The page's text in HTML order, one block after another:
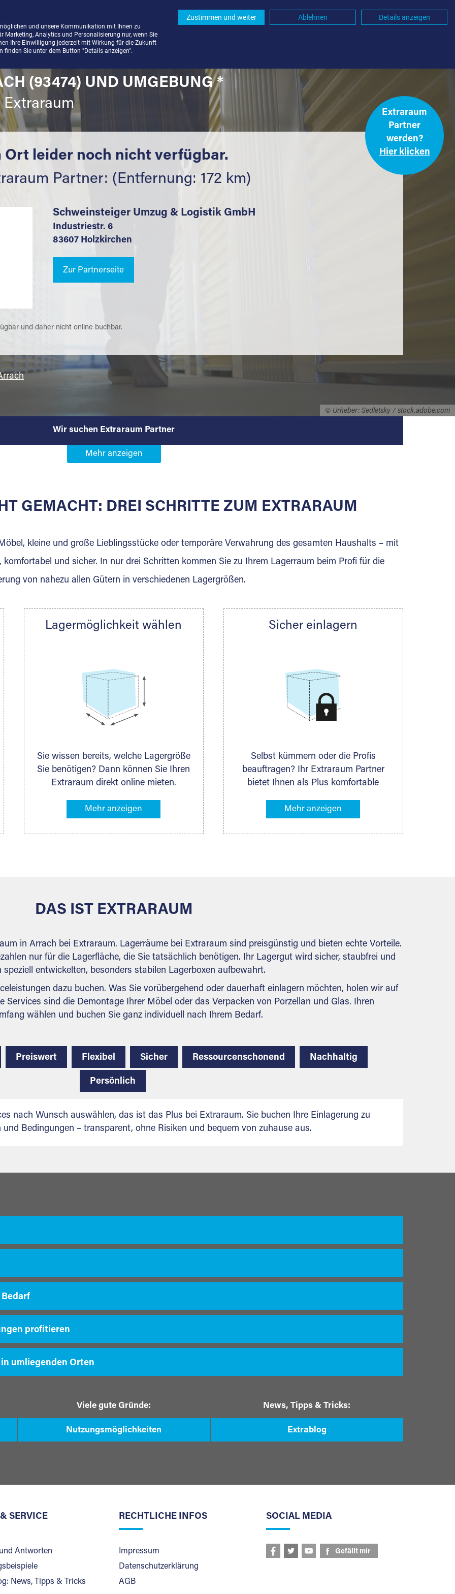
© Urheber: Sedletsky / stock.adobe.com
(93474) UND UMGEBUNG *
Extraraum
Partner
werden?
Hier klicken
Ort leider noch nicht verfügbar.
Partner: (Entfernung: 172 km)
Schweinsteiger Umzug & Logistik GmbH
Industriestr. 6
83607 Holzkirchen
Zur Partnerseite
und daher nicht online buchbar.
Wir suchen Extraraum Partner
Partner in
für die Einlagerung von Umzugsgut gebaut wurde? Werden Sie jetzt Extraraum Partner und
Ihre Nachricht.
GEMACHT: DREI SCHRITTE ZUM EXTRARAUM
kleine und große Lieblingsstücke oder temporäre Verwahrung des gesamten Haushalts – mit
und sicher. In nur drei Schritten kommen Sie zu Ihrem Lagerraum beim Profi für die
von nahezu allen Gütern in verschiedenen Lagergrößen.
Lagermöglichkeit wählen
Sie wissen bereits, welche Lagergröße
Sie benötigen? Dann können Sie Ihren
Extraraum direkt online mieten.
Lagerliste die entsprechenden
möchten – das Volumen wird sofort
weiteren Fragen, die Sie haben.
Sicher einlagern
Selbst kümmern oder die Profis
beauftragen? Ihr Extraraum Partner
bietet Ihnen als Plus komfortable
besonders bequem machen. Dazu
Lieferung von Packmaterial sowie
DAS IST EXTRARAUM
in Arrach bei Extraraum. Lagerräume bei Extraraum sind preisgünstig und bieten echte Vorteile.
nur für die Lagerfläche, die Sie tatsächlich benötigen. Ihr Lagergut wird sicher, staubfrei und
speziell entwickelten, besonders stabilen Lagerboxen aufbewahrt.
dazu buchen. Was Sie vorübergehend oder dauerhaft einlagern möchten, holen wir auf
Services sind die Demontage Ihrer Möbel oder das Verpacken von Porzellan und Glas. Ihren
wählen und buchen Sie ganz individuell nach Ihrem Bedarf.
Preiswert Flexibel Sicher Ressourcenschonend Nachhaltig
Persönlich
nach Wunsch auswählen, das ist das Plus bei Extraraum. Sie buchen Ihre Einlagerung zu
und Bedingungen – transparent, ohne Risiken und bequem von zuhause aus.
Bedarf
profitieren
umliegenden Orten
Viele gute Gründe:
Nutzungsmöglichkeiten
News, Tipps & Tricks:
Extrablog
SERVICE
Antworten
News, Tipps & Tricks
RECHTLICHE INFOS
Impressum
Datenschutzerklärung
AGB
SOCIAL MEDIA
Gefällt mir
und unsere Kommunikation mit Ihnen zu
Marketing, Analytics und Personalisierung nur, wenn Sie
Ihre Einwilligung jederzeit mit Wirkung für die Zukunft
Sie unter dem Button "Details anzeigen".
Zustimmen und weiter Ablehnen Details anzeigen